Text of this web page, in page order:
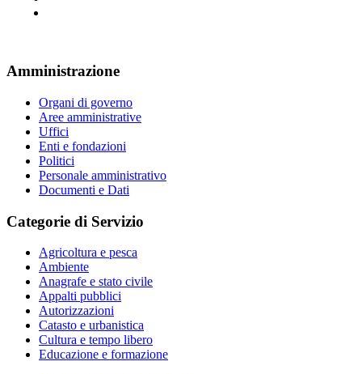
Amministrazione
Organi di governo
Aree amministrative
Uffici
Enti e fondazioni
Politici
Personale amministrativo
Documenti e Dati
Categorie di Servizio
Agricoltura e pesca
Ambiente
Anagrafe e stato civile
Appalti pubblici
Autorizzazioni
Catasto e urbanistica
Cultura e tempo libero
Educazione e formazione